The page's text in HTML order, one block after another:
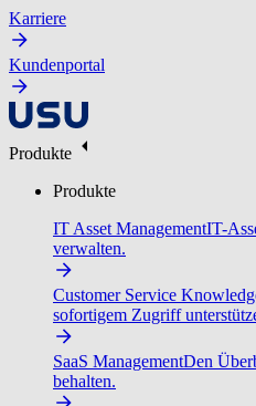
Karriere
Kundenportal
Produkte
Produkte
IT Asset ManagementIT-
verwalten.
Customer Service
sofortigem Zugriff
SaaS ManagementDen
behalten.